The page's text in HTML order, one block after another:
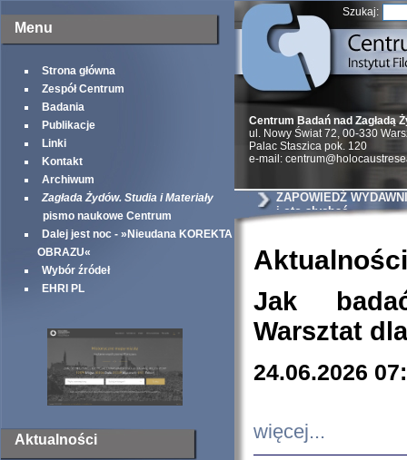
Menu
Strona główna
Zespół Centrum
Badania
Publikacje
Linki
Kontakt
Archiwum
Zagłada Żydów. Studia i Materiały
pismo naukowe Centrum
Dalej jest noc - »Nieudana KOREKTA
OBRAZU«
Wybór źródeł
EHRI PL
Aktualności
Szukaj:
Centrum Badań nad Zagładą
ul. Nowy Świat 72, 00-330
Palac Staszica pok. 120
e-mail:
ZAPOWIEDŹ
i oto słychać
Aktualności
Jak
Warsztat
24.06.2026
więcej...